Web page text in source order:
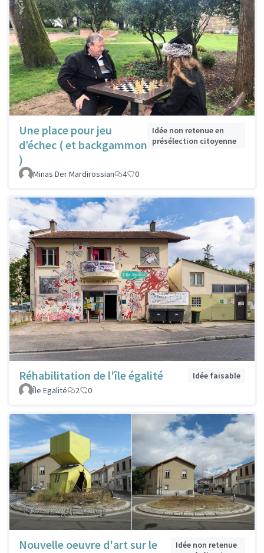
Une place pour jeu
d’échec ( et backgammon
)
Idée non retenue en
présélection citoyenne
Minas Der Mardirossian 4 0
Réhabilitation de l'île égalité
Idée faisable
Île Egalité
2 0
Nouvelle oeuvre d'art sur le
Idée non retenue